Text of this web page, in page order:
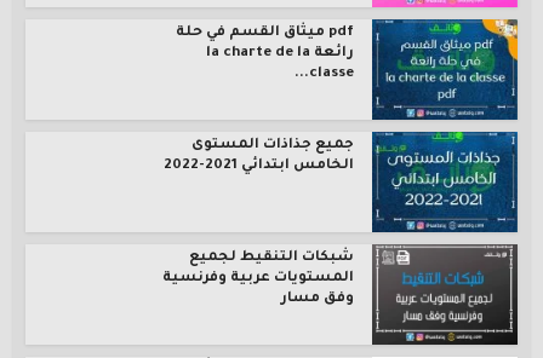
pdf ميثاق القسم في حلة
رائعة la charte de la
classe...
جميع جذاذات المستوى
الخامس ابتدائي 2021-2022
شبكات التنقيط لجميع
المستويات عربية وفرنسية
وفق مسار